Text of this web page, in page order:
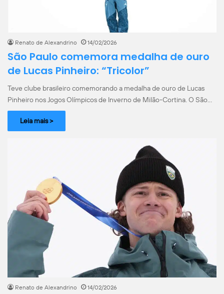
Renato de Alexandrino 14/02/2026
São Paulo comemora medalha de ouro
de Lucas Pinheiro: “Tricolor”
Teve clube brasileiro comemorando a medalha de ouro de Lucas
Pinheiro nos Jogos Olímpicos de Inverno de Milão-Cortina. O São…
Leia mais >
Renato de Alexandrino 14/02/2026